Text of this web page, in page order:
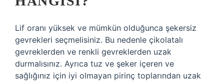
Lif oranı yüksek ve mümkün olduğunca şekersiz
gevrekleri seçmelisiniz. Bu nedenle çikolatalı
gevreklerden ve renkli gevreklerden uzak
durmalısınız. Ayrıca tuz ve şeker içeren ve
sağlığınız için iyi olmayan pirinç toplarından uzak